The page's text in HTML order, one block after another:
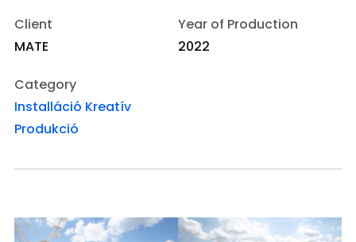
Client
MATE
Year of Production
2022
Category
Installáció Kreatív
Produkció